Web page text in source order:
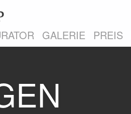
GALERIE PREIS